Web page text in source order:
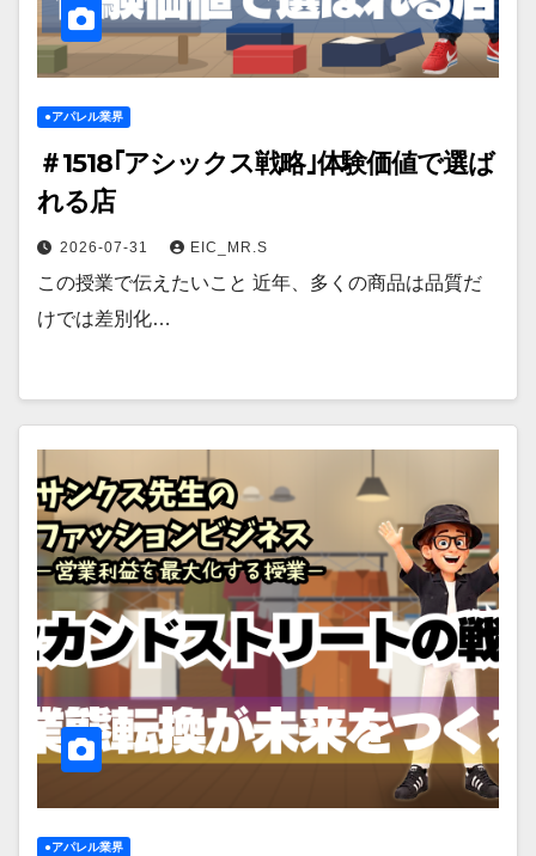
●アパレル業界
＃1518｢アシックス戦略｣体験価値で選ば
れる店
2026-07-31 EIC_MR.S
この授業で伝えたいこと 近年、多くの商品は品質だ
けでは差別化…
●アパレル業界